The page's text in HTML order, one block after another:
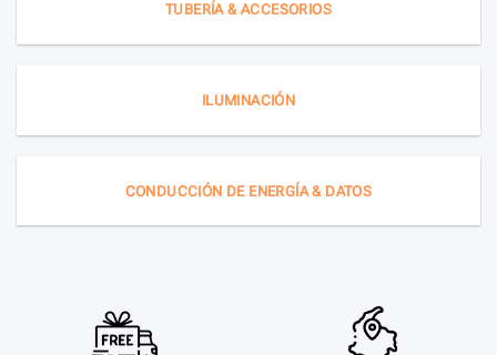
TUBERÍA & ACCESORIOS
ILUMINACIÓN
CONDUCCIÓN DE ENERGÍA & DATOS